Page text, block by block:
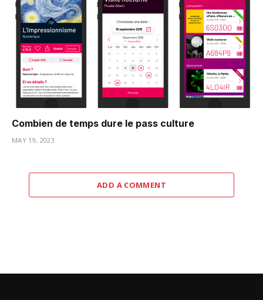
Combien de temps dure le pass culture
MAY 19, 2023
ADD A COMMENT